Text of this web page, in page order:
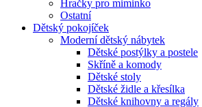
Hračky pro miminko
Ostatní
Dětský pokojíček
Moderní dětský nábytek
Dětské postýlky a postele
Skříně a komody
Dětské stoly
Dětské židle a křesílka
Dětské knihovny a regály